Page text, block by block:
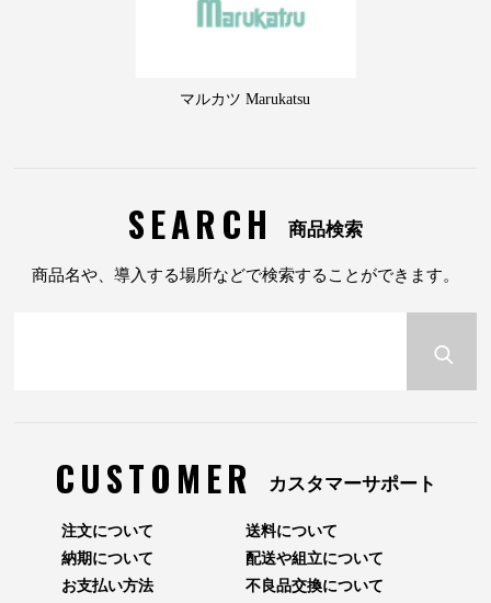
マルカツ Marukatsu
SEARCH 商品検索
商品名や、導入する場所などで検索することができます。
CUSTOMER カスタマーサポート
注文について
納期について
お支払い方法
送料について
配送や組立について
不良品交換について